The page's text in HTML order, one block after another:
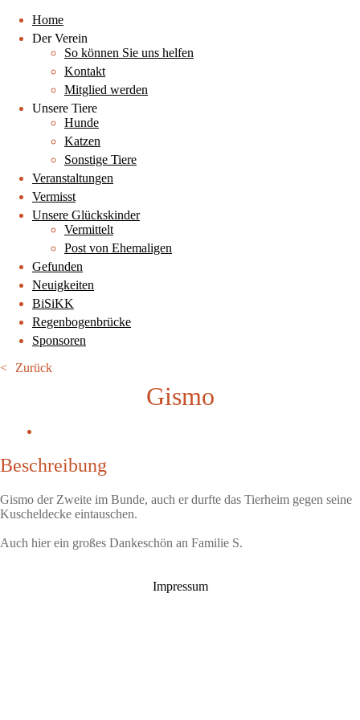
Home
Der Verein
So können Sie uns helfen
Kontakt
Mitglied werden
Unsere Tiere
Hunde
Katzen
Sonstige Tiere
Veranstaltungen
Vermisst
Unsere Glückskinder
Vermittelt
Post von Ehemaligen
Gefunden
Neuigkeiten
BiSiKK
Regenbogenbrücke
Sponsoren
Zurück
Gismo
Beschreibung
Gismo der Zweite im Bunde, auch er durfte das Tierheim gegen seine
Kuscheldecke eintauschen.
Auch hier ein großes Dankeschön an Familie S.
Impressum